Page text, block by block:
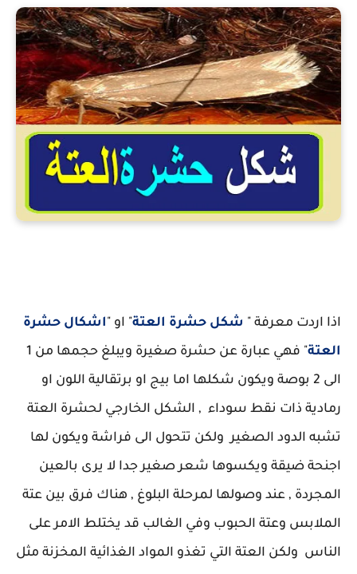
اذا اردت معرفة " شكل حشرة العتة" او "اشكال حشرة
العتة
" فهي عبارة عن حشرة صغيرة ويبلغ حجمها من 1
الى 2 بوصة ويكون شكلها اما بيج او برتقالية اللون او
رمادية ذات نقط سوداء , الشكل الخارجي لحشرة العتة
تشبه الدود الصغير ولكن تتحول الى فراشة ويكون لها
اجنحة ضيقة ويكسوها شعر صغير جدا لا يرى بالعين
المجردة , عند وصولها لمرحلة البلوغ , هناك فرق بين عتة
الملابس وعتة الحبوب وفي الغالب قد يختلط الامر على
الناس ولكن العتة التي تغذو المواد الغذائية المخزنة مثل